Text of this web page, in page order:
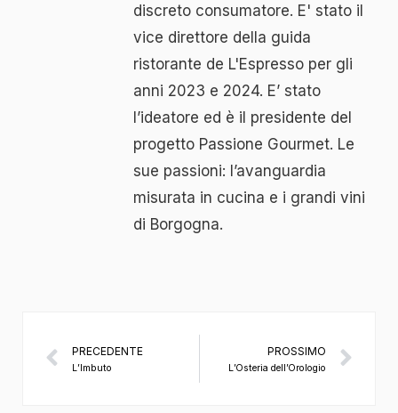
discreto consumatore. E' stato il
vice direttore della guida
ristorante de L'Espresso per gli
anni 2023 e 2024. E’ stato
l’ideatore ed è il presidente del
progetto Passione Gourmet. Le
sue passioni: l’avanguardia
misurata in cucina e i grandi vini
di Borgogna.
PRECEDENTE
L’Imbuto
PROSSIMO
L’Osteria dell’Orologio